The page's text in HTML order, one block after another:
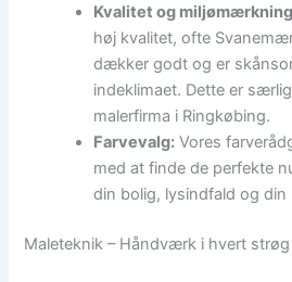
Kvalitet og
høj kvalitet, ofte
dækker godt og er
indeklimaet. Dette er
malerfirma i Ringkøbing.
Farvevalg: Vores
med at finde de perfekte
din bolig, lysindfald og din
Maleteknik – Håndværk i hvert strøg